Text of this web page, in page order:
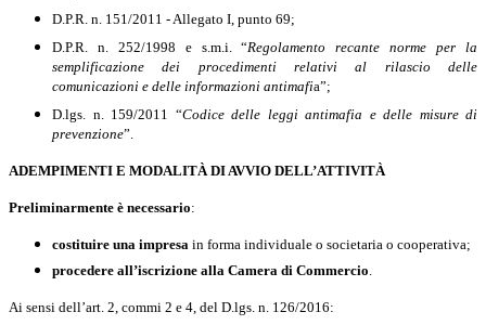
D.P.R. n. 151/2011 - Allegato I, punto 69;
D.P.R. n. 252/1998 e s.m.i. “Regolamento recante norme per la
semplificazione dei procedimenti relativi al rilascio delle
comunicazioni e delle informazioni antimafia”;
D.lgs. n. 159/2011 “Codice delle leggi antimafia e delle misure di
prevenzione”.
ADEMPIMENTI E MODALITÀ DI AVVIO DELL’ATTIVITÀ
Preliminarmente è necessario:
costituire una impresa in forma individuale o societaria o cooperativa;
procedere all’iscrizione alla Camera di Commercio.
Ai sensi dell’art. 2, commi 2 e 4, del D.lgs. n. 126/2016: